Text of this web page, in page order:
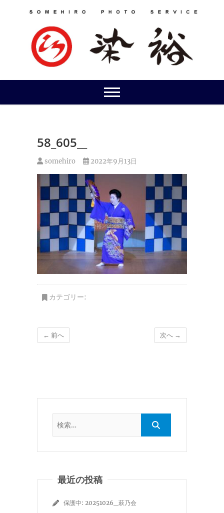
58_605__
somehiro 2022年9月13日
カテゴリー:
← 前へ 次へ →
最近の投稿
保護中: 20251026_萩乃会